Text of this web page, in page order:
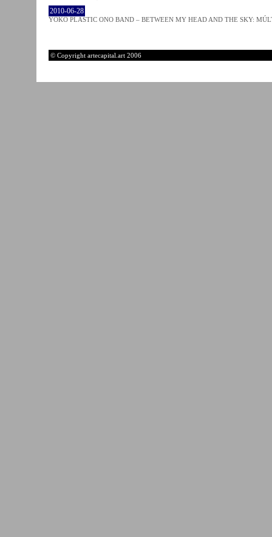
2010-06-28
YOKO PLASTIC ONO BAND – BETWEEN MY HEAD AND THE SKY:
© Copyright artecapital.art 2006